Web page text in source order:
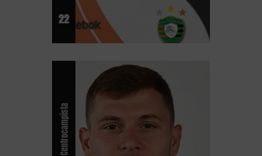
22
Centrocampista